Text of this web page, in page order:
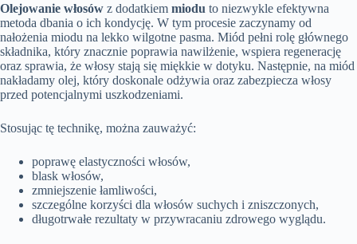
Olejowanie włosów z dodatkiem miodu to niezwykle efektywna
metoda dbania o ich kondycję. W tym procesie zaczynamy od
nałożenia miodu na lekko wilgotne pasma. Miód pełni rolę głównego
składnika, który znacznie poprawia nawilżenie, wspiera regenerację
oraz sprawia, że włosy stają się miękkie w dotyku. Następnie, na miód
nakładamy olej, który doskonale odżywia oraz zabezpiecza włosy
przed potencjalnymi uszkodzeniami.
Stosując tę technikę, można zauważyć:
poprawę elastyczności włosów,
blask włosów,
zmniejszenie łamliwości,
szczególne korzyści dla włosów suchych i zniszczonych,
długotrwałe rezultaty w przywracaniu zdrowego wyglądu.